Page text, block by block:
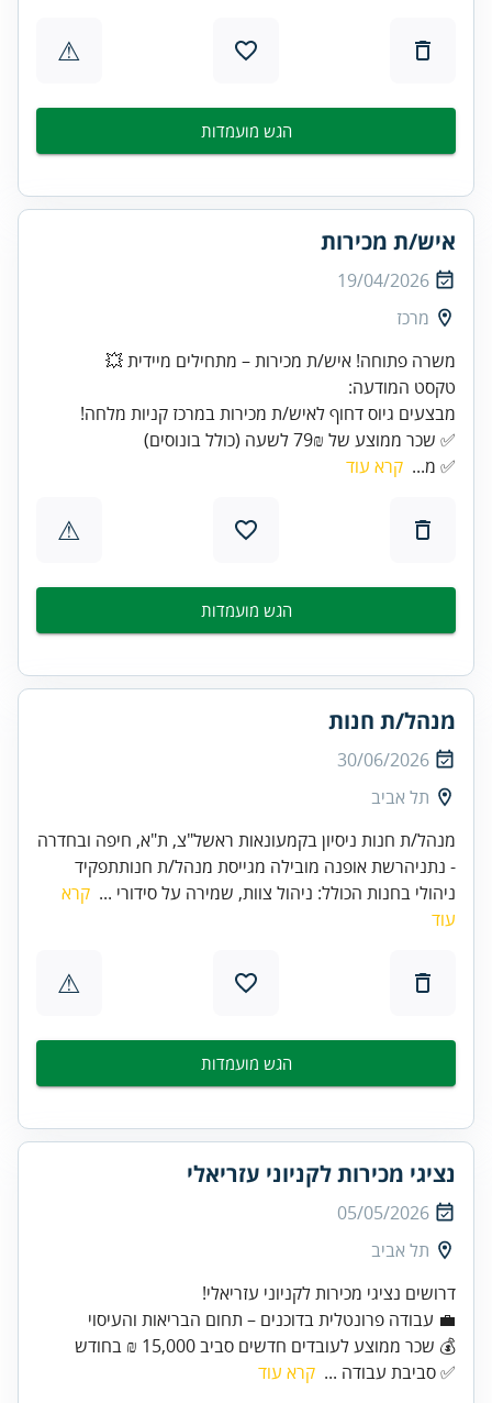
⚠
הגש מועמדות
איש/ת מכירות
19/04/2026
מרכז
משרה פתוחה! איש/ת מכירות – מתחילים מיידית 💥
✅ שכר ממוצע של 79₪ לשעה (כולל בונוסים)
✅ מ... קרא עוד
⚠
הגש מועמדות
מנהל/ת חנות
30/06/2026
תל אביב
מנהל/ת חנות ניסיון בקמעונאות ראשל"צ, ת"א, חיפה ובחדרה
- נתניהרשת אופנה מובילה מגייסת מנהל/ת חנותתפקיד
ניהולי בחנות הכולל: ניהול צוות, שמירה על סידורי ... קרא
עוד
⚠
הגש מועמדות
נציגי מכירות לקניוני עזריאלי
05/05/2026
תל אביב
דרושים נציגי מכירות לקניוני עזריאלי!
💼 עבודה פרונטלית בדוכנים – תחום הבריאות והעיסוי
💰 שכר ממוצע לעובדים חדשים סביב 15,000 ₪ בחודש
✅ סביבת עבודה ... קרא עוד